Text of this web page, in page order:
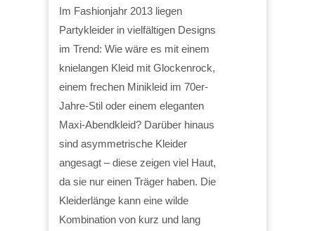
Im Fashionjahr 2013 liegen
Partykleider in vielfältigen Designs
im Trend: Wie wäre es mit einem
knielangen Kleid mit Glockenrock,
einem frechen Minikleid im 70er-
Jahre-Stil oder einem eleganten
Maxi-Abendkleid? Darüber hinaus
sind asymmetrische Kleider
angesagt – diese zeigen viel Haut,
da sie nur einen Träger haben. Die
Kleiderlänge kann eine wilde
Kombination von kurz und lang